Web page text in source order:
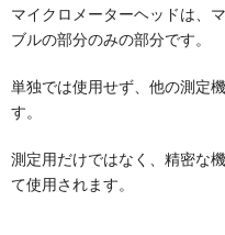
マイクロメーターヘッドは、
ブルの部分のみの部分です。
単独では使用せず、他の測定
す。
測定用だけではなく、精密な
て使用されます。